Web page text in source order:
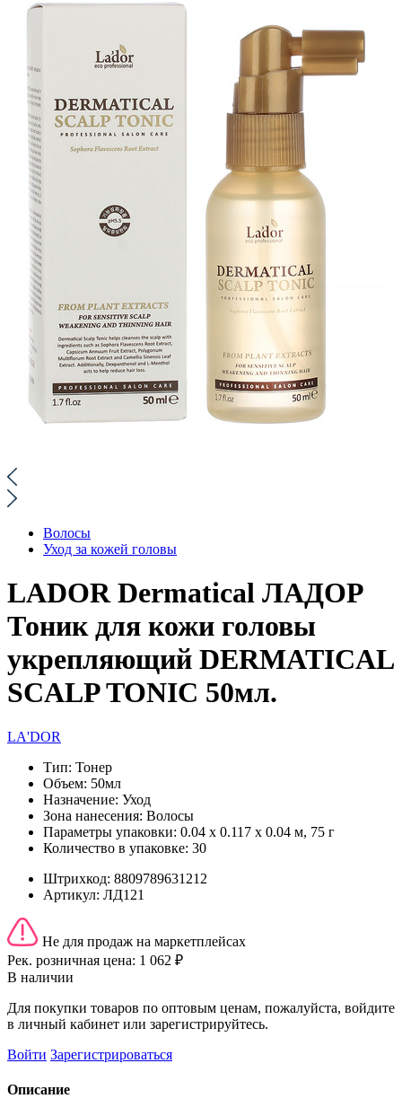
Волосы
Уход за кожей головы
LADOR Dermatical ЛАДОР
Тоник для кожи головы
укрепляющий DERMATICAL
SCALP TONIC 50мл.
LA'DOR
Тип: Тонер
Объем: 50мл
Назначение: Уход
Зона нанесения: Волосы
Параметры упаковки: 0.04 x 0.117 x 0.04 м, 75 г
Количество в упаковке: 30
Штрихкод: 8809789631212
Артикул: ЛД121
Не для продаж на маркетплейсах
Рек. розничная цена: 1 062 ₽
В наличии
Для покупки товаров по оптовым ценам, пожалуйста, войдите
в личный кабинет или зарегистрируйтесь.
Войти Зарегистрироваться
Описание